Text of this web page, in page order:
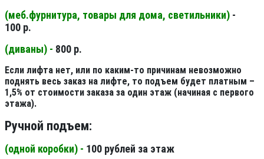
(меб.фурнитура, товары для дома, светильники) -
100 р.
(диваны) - 800 р.
Если лифта нет, или по каким-то причинам невозможно
поднять весь заказ на лифте, то подъем будет платным –
1,5% от стоимости заказа за один этаж (начиная с первого
этажа).
Ручной подъем:
(одной коробки) - 100 рублей за этаж